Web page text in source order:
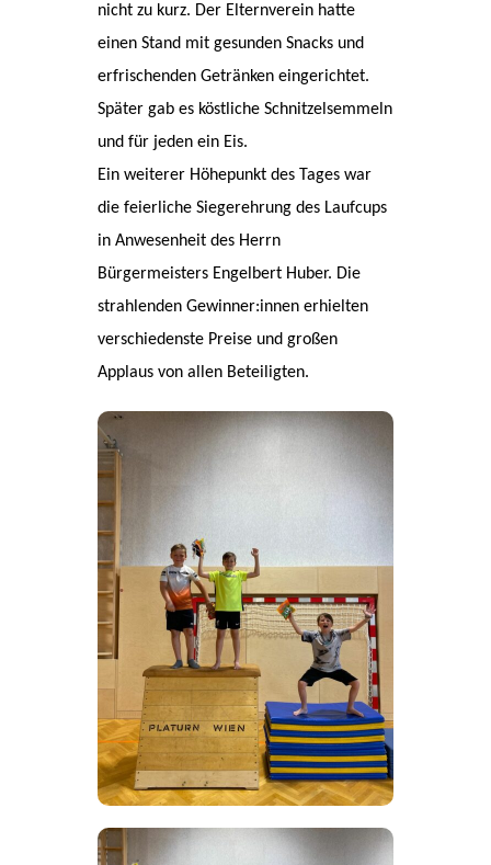
nicht zu kurz. Der Elternverein hatte
einen Stand mit gesunden Snacks und
erfrischenden Getränken eingerichtet.
Später gab es köstliche Schnitzelsemmeln
und für jeden ein Eis.
Ein weiterer Höhepunkt des Tages war
die feierliche Siegerehrung des Laufcups
in Anwesenheit des Herrn
Bürgermeisters Engelbert Huber. Die
strahlenden Gewinner:innen erhielten
verschiedenste Preise und großen
Applaus von allen Beteiligten.